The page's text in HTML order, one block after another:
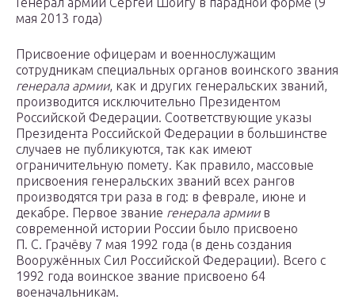
мая 2013 года)
Присвоение офицерам и военнослужащим
сотрудникам специальных органов воинского звания
генерала армии, как и других генеральских званий,
производится исключительно Президентом
Российской Федерации. Соответствующие указы
Президента Российской Федерации в большинстве
случаев не публикуются, так как имеют
ограничительную помету. Как правило, массовые
присвоения генеральских званий всех рангов
производятся три раза в год: в феврале, июне и
декабре. Первое звание генерала армиив
современной истории России было присвоено
П. С. Грачёву 7 мая 1992 года (в день создания
Вооружённых Сил Российской Федерации). Всего с
1992 года воинское звание присвоено 64
военачальникам.